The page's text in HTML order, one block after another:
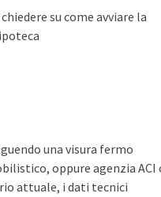
su come avviare la
una visura fermo
oppure agenzia ACI
attuale, i dati tecnici